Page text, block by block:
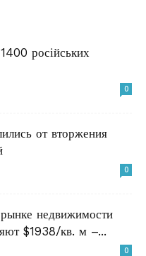
російських
0
от вторжения
0
недвижимости
$1938/кв. м –...
0